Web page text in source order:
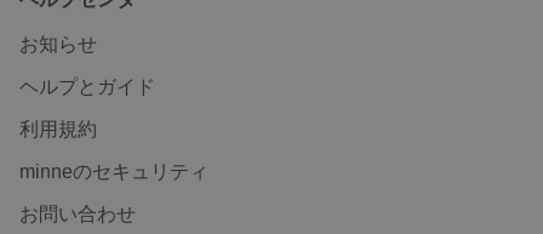
お知らせ
ヘルプとガイド
利用規約
minneのセキュリティ
お問い合わせ